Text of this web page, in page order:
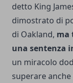
detto King
dimostrato di
di Oakland, ma
una sentenza
un miracolo
superare anche